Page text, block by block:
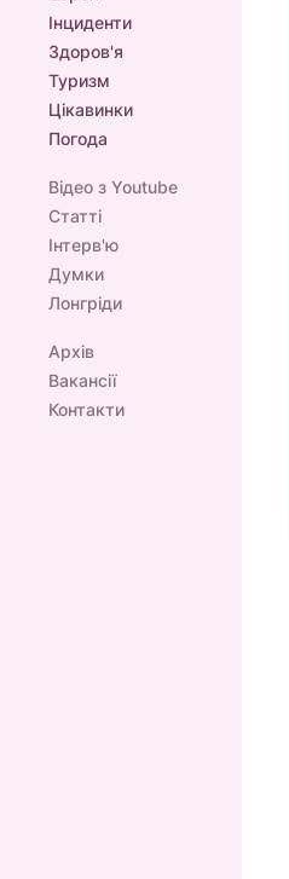
Інциденти
Здоров'я
Туризм
Цікавинки
Погода
Відео з Youtube
Статті
Інтерв'ю
Думки
Лонгріди
Архів
Вакансії
Контакти